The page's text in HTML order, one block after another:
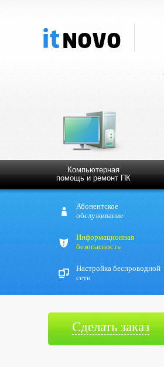
Компьютерная
помощь и ремонт ПК
Абонентское
обслуживание
Информационная
безопасность
Настройка беспроводной
сети
Сделать заказ